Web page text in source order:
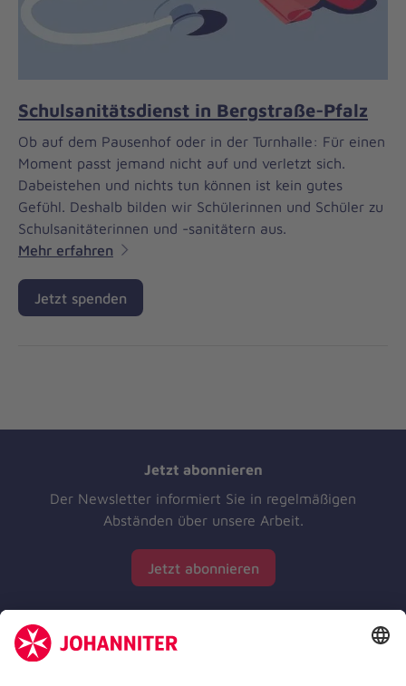
Schulsanitätsdienst in Bergstraße-Pfalz
Ob auf dem Pausenhof oder in der Turnhalle: Für einen
Moment passt jemand nicht auf und verletzt sich.
Dabeistehen und nichts tun können ist kein gutes
Gefühl. Deshalb bilden wir Schülerinnen und Schüler zu
Schulsanitäterinnen und -sanitätern aus.
Mehr erfahren
Jetzt spenden
Jetzt abonnieren
Der Newsletter informiert Sie in regelmäßigen
Abständen über unsere Arbeit.
Jetzt abonnieren
Zertifizierung der Johanniter-Unfall-Hilfe e.V.